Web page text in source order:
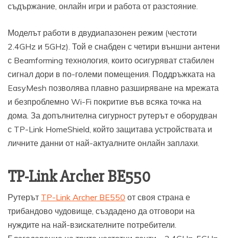
съдържание, онлайн игри и работа от разстояние.
Моделът работи в двудиапазонен режим (честоти
2.4GHz и 5GHz). Той е снабден с четири външни антени
с Beamforming технология, които осигуряват стабилен
сигнал дори в по-големи помещения. Поддръжката на
EasyMesh позволява плавно разширяване на мрежата
и безпроблемно Wi-Fi покритие във всяка точка на
дома. За допълнителна сигурност рутерът е оборудван
с TP-Link HomeShield, който защитава устройствата и
личните данни от най-актуалните онлайн заплахи.
TP-Link Archer BE550
Рутерът TP-Link Archer BE550 от своя страна е
трибандово чудовище, създадено да отговори на
нуждите на най-взискателните потребители.